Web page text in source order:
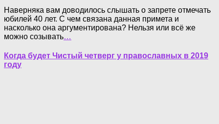
Наверняка вам доводилось слышать о запрете отмечать
юбилей 40 лет. С чем связана данная примета и
насколько она аргументирована? Нельзя или всё же
можно созывать…
Когда будет Чистый четверг у православных в 2019
году